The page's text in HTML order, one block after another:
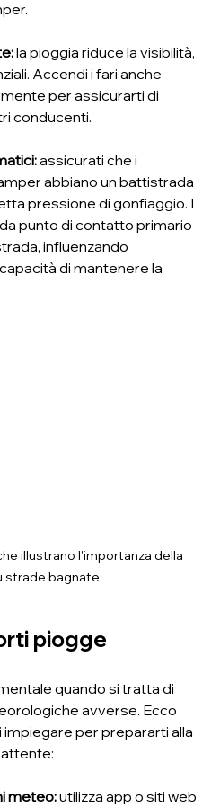
la pioggia riduce la visibilità,
Accendi i fari anche
per assicurarti di
conducenti.
assicurati che i
abbiano un battistrada
pressione di gonfiaggio. I
punto di contatto primario
influenzando
di mantenere la
illustrano l'importanza della
strade bagnate.
piogge
quando si tratta di
avverse. Ecco
per prepararti alla
meteo: utilizza app o siti web